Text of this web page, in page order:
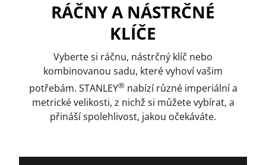
RÁČNY A NÁSTRČNÉ
KLÍČE
Vyberte si ráčnu, nástrčný klíč nebo
kombinovanou sadu, které vyhoví vašim
potřebám. STANLEY®nabízí různé imperiální a
metrické velikosti, z nichž si můžete vybírat, a
přináší spolehlivost, jakou očekáváte.